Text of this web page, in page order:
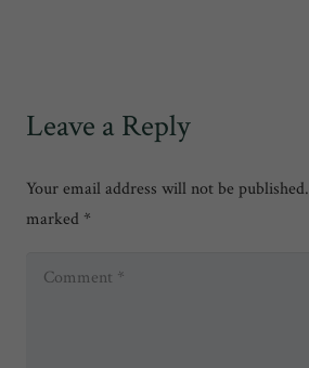
Leave a Reply
Your email address will not be published.
marked *